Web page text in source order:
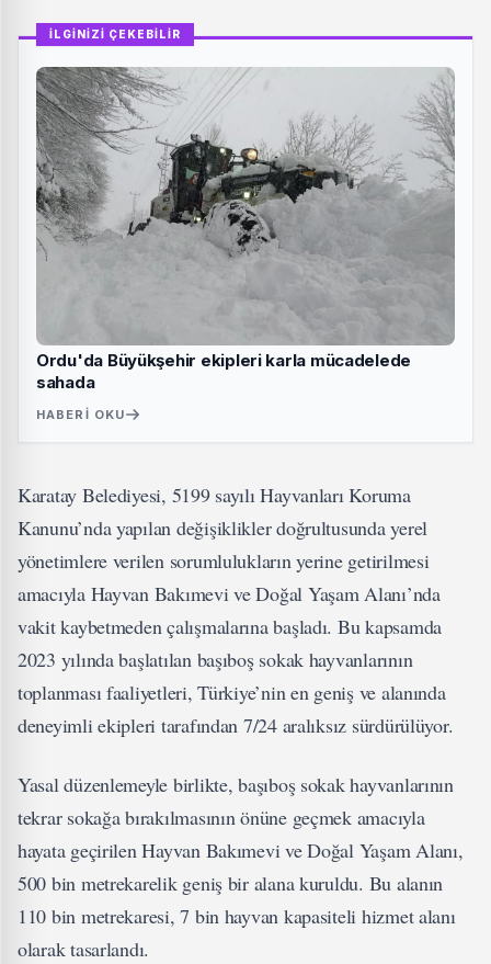
İLGİNİZİ ÇEKEBİLİR
Ordu'da Büyükşehir ekipleri karla mücadelede
sahada
HABERI OKU
Karatay Belediyesi, 5199 sayılı Hayvanları Koruma
Kanunu’nda yapılan değişiklikler doğrultusunda yerel
yönetimlere verilen sorumlulukların yerine getirilmesi
amacıyla Hayvan Bakımevi ve Doğal Yaşam Alanı’nda
vakit kaybetmeden çalışmalarına başladı. Bu kapsamda
2023 yılında başlatılan başıboş sokak hayvanlarının
toplanması faaliyetleri, Türkiye’nin en geniş ve alanında
deneyimli ekipleri tarafından 7/24 aralıksız sürdürülüyor.
Yasal düzenlemeyle birlikte, başıboş sokak hayvanlarının
tekrar sokağa bırakılmasının önüne geçmek amacıyla
hayata geçirilen Hayvan Bakımevi ve Doğal Yaşam Alanı,
500 bin metrekarelik geniş bir alana kuruldu. Bu alanın
110 bin metrekaresi, 7 bin hayvan kapasiteli hizmet alanı
olarak tasarlandı.